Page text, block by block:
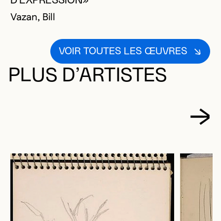
Vazan, Bill
VOIR TOUTES LES ŒUVRES
PLUS D’ARTISTES